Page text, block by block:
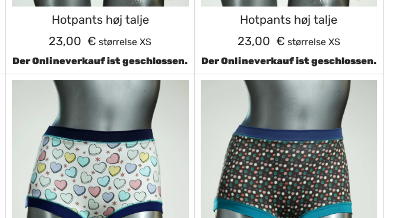
Hotpants høj talje
23,00 € størrelse XS
Der Onlineverkauf ist geschlossen.
Hotpants høj talje
23,00 € størrelse XS
Der Onlineverkauf ist geschlossen.